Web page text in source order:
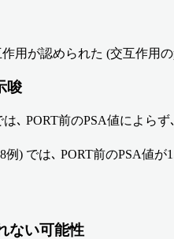
用が認められた (交互作用の
唆
､ PORT前のPSA値によら
) では､ PORT前のPSA値
ない可能性